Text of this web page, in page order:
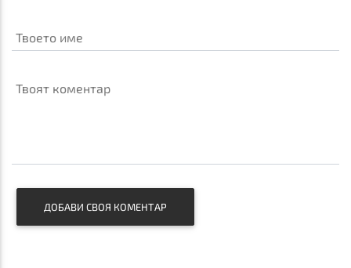
Твоето име
Твоят коментар
ДОБАВИ СВОЯ КОМЕНТАР